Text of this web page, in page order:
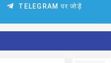
TELEGRAM पर जोड़ें